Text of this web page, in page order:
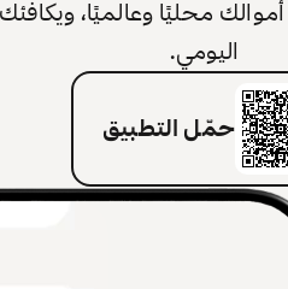
محليًا وعالميًا، ويكافئك
اليومي.
حمّل التطبيق